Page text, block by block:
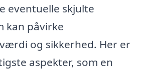
eventuelle skjulte
kan påvirke
og sikkerhed. Her er
aspekter, som en